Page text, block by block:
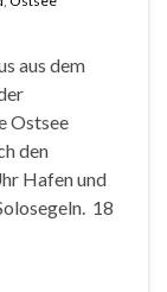
aus dem
Ostsee
den
Hafen und
18